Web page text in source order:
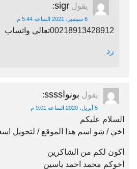
يقول sigr
:
6 سبتمبر، 2021 الساعة 5:44 م
00218913428912تعالي واتساب
رد
يقول بونواssss :
5 أبريل، 2020 الساعة 9:01 م
السلام عليكم
اخي / شو اسم هذا الموقع / لتحويل
اكون لكم من الشاكرين
اخوكم محمد احمد ياسين